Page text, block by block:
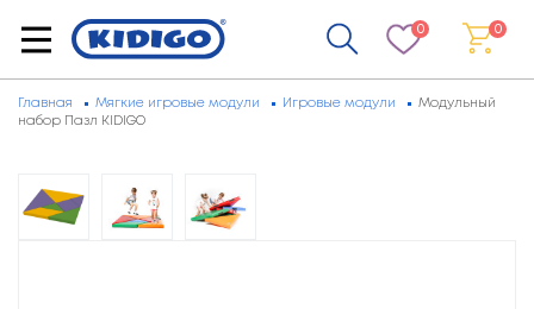
0 0
Главная Мягкие игровые модули Игровые модули
Модульный
набор Пазл KIDIGO